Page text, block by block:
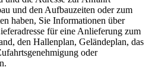
und den Aufbauzeiten oder zum
haben, Sie Informationen über
für eine Anlieferung zum
den Hallenplan, Geländeplan, das
oder